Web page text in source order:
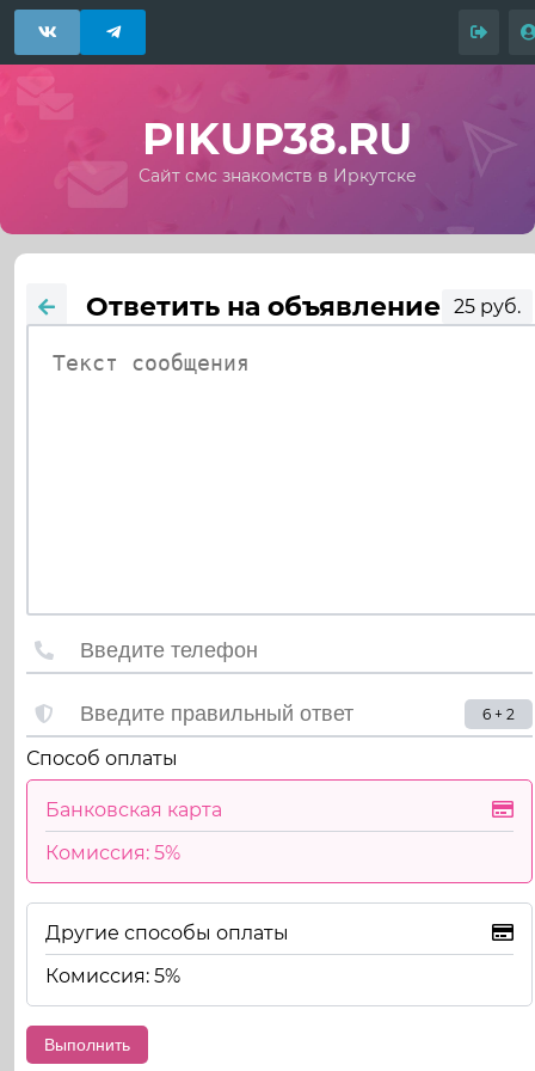
PIKUP38.RU
Сайт смс знакомств в Иркутске
Ответить на объявление 25 руб.
6 + 2
Способ оплаты
Банковская карта
Комиссия: 5%
Другие способы оплаты
Комиссия: 5%